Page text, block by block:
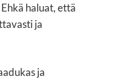
haluat, että
ja
ja